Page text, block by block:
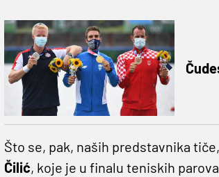
Što se, pak, naših predstavnika
Čilić, koje je u finalu teniskih